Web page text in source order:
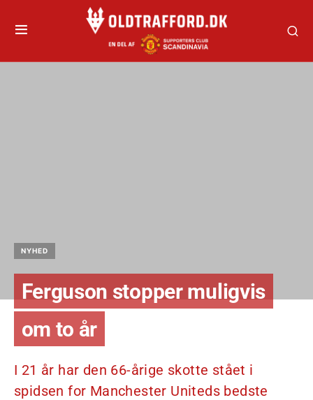
NYHED
Ferguson stopper muligvis
om to år
I 21 år har den 66-årige skotte stået i
spidsen for Manchester Uniteds bedste